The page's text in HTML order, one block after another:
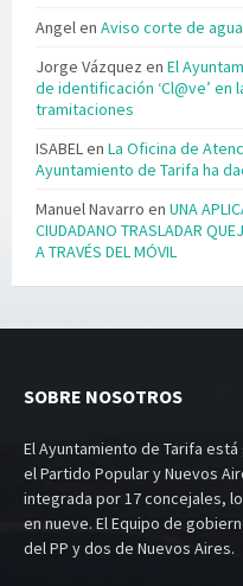
Angelen Aviso corte de
Jorge Vázquez en El
de identificación ‘Cl@ve’
tramitaciones
ISABELen La Oficina de
Ayuntamiento de Tarifa ha
Manuel Navarro en UNA
CIUDADANO TRASLADAR
A TRAVÉS DEL MÓVIL
SOBRE NOSOTROS
El Ayuntamiento de Tarifa
el Partido Popular y Nuevos
integrada por 17 concejales,
en nueve. El Equipo de
del PP y dos de Nuevos Aires.